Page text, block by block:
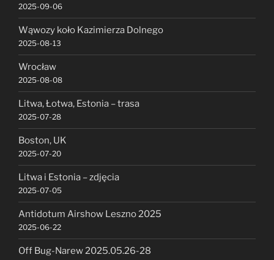
2025-09-06
Wąwozy koło Kazimierza Dolnego
2025-08-13
Wrocław
2025-08-08
Litwa, Łotwa, Estonia – trasa
2025-07-28
Boston, UK
2025-07-20
Litwa i Estonia – zdjęcia
2025-07-05
Antidotum Airshow Leszno 2025
2025-06-22
Off Bug-Narew 2025.05.26-28